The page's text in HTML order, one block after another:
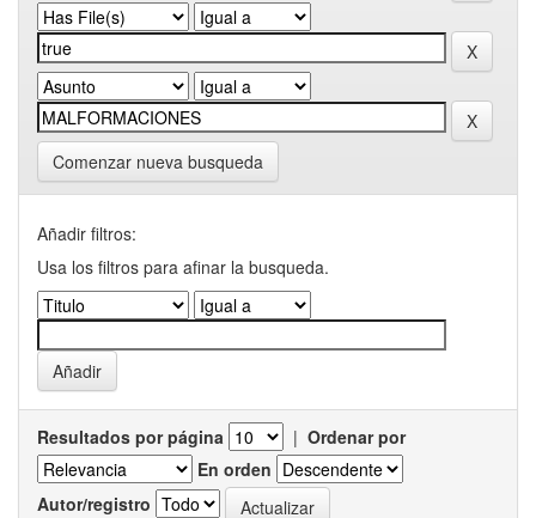
Comenzar nueva busqueda
Añadir filtros:
Usa los filtros para afinar la busqueda.
Resultados por página | Ordenar por
En orden
Autor/registro